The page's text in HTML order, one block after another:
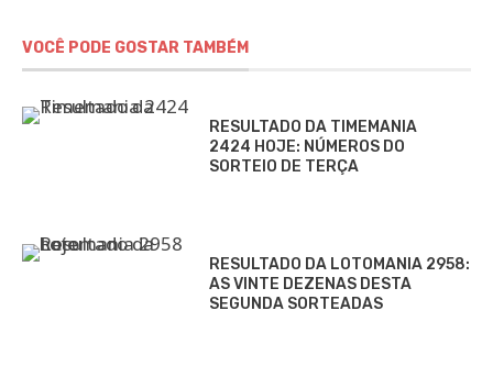
VOCÊ PODE GOSTAR TAMBÉM
RESULTADO DA TIMEMANIA
2424 HOJE: NÚMEROS DO
SORTEIO DE TERÇA
RESULTADO DA LOTOMANIA 2958:
AS VINTE DEZENAS DESTA
SEGUNDA SORTEADAS